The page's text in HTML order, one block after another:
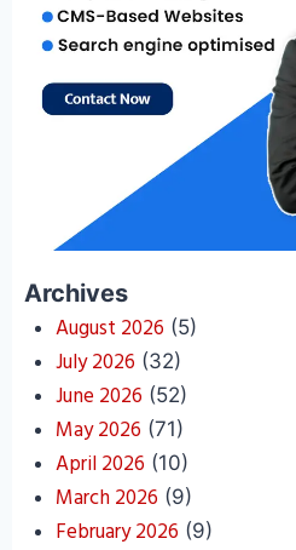
Archives
August 2026 (5)
July 2026 (32)
June 2026 (52)
May 2026 (71)
April 2026 (10)
March 2026 (9)
February 2026 (9)